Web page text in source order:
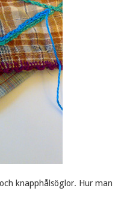
knapphålsöglor. Hur man